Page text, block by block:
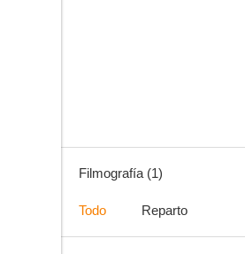
Filmografía (1)
Todo Reparto